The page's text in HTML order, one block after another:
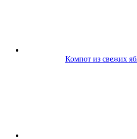
Компот из свежих